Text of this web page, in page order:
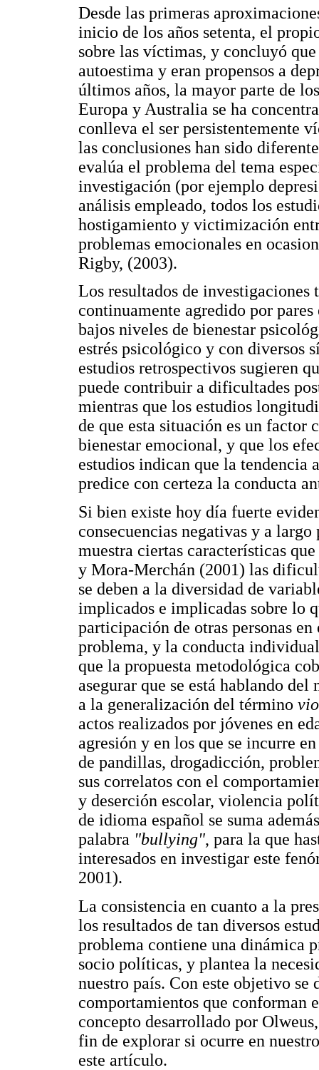
Desde las primeras
inicio de los años setenta, el
sobre las víctimas, y concluyó
autoestima y eran propensos a
últimos años, la mayor parte de
Europa y Australia se ha
conlleva el ser persistentemente
las conclusiones han sido
evalúa el problema del tema
investigación (por ejemplo
análisis empleado, todos los
hostigamiento y victimización
problemas emocionales en
Rigby, (2003).
Los resultados de investigaciones
continuamente agredido por
bajos niveles de bienestar
estrés psicológico y con diversos
estudios retrospectivos sugieren
puede contribuir a dificultades
mientras que los estudios
de que esta situación es un factor
bienestar emocional, y que los
estudios indican que la tendencia
predice con certeza la conducta
Si bien existe hoy día fuerte
consecuencias negativas y a
muestra ciertas características
y Mora-Merchán (2001) las
se deben a la diversidad de
implicados e implicadas sobre lo
participación de otras personas
problema, y la conducta
que la propuesta metodológica
asegurar que se está hablando
a la generalización del término
actos realizados por jóvenes en
agresión y en los que se incurre
de pandillas, drogadicción,
sus correlatos con el
y deserción escolar, violencia
de idioma español se suma
palabra "bullying", para la que
interesados en investigar este
2001).
La consistencia en cuanto a la
los resultados de tan diversos
problema contiene una dinámica
socio políticas, y plantea la
nuestro país. Con este objetivo se
comportamientos que conforman
concepto desarrollado por
fin de explorar si ocurre en
este artículo.